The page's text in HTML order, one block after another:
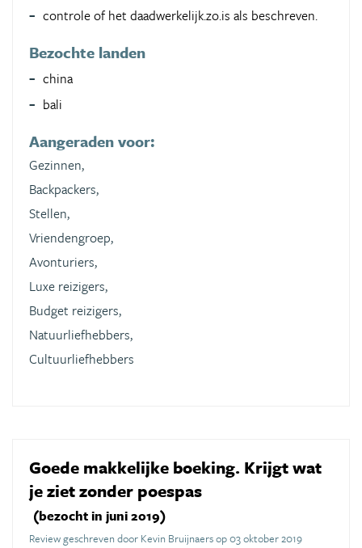
controle of het daadwerkelijk.zo.is als beschreven.
Bezochte landen
china
bali
Aangeraden voor:
Gezinnen,
Backpackers,
Stellen,
Vriendengroep,
Avonturiers,
Luxe reizigers,
Budget reizigers,
Natuurliefhebbers,
Cultuurliefhebbers
Goede makkelijke boeking. Krijgt wat
je ziet zonder poespas
(bezocht in juni 2019)
Review geschreven door Kevin Bruijnaers op 03 oktober 2019